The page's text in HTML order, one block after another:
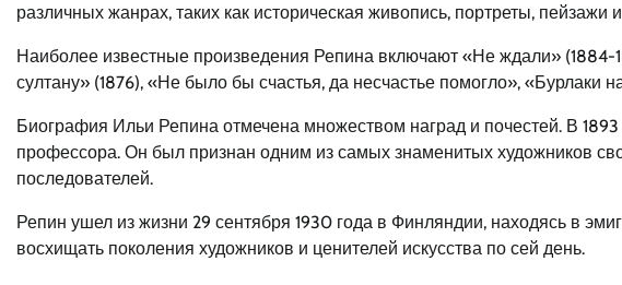
различных жанрах, таких как историческая живопись, портреты,
Наиболее известные произведения Репина включают «Не ждали»
султану» (1876), «Не было бы счастья, да несчастье помогло», «Бурлаки
Биография Ильи Репина отмечена множеством наград и почестей. В
профессора. Он был признан одним из самых знаменитых художников
последователей.
Репин ушел из жизни 29 сентября 1930 года в Финляндии, находясь в
восхищать поколения художников и ценителей искусства по сей день.